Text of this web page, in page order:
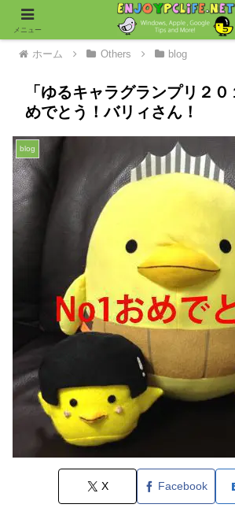
ホーム Others blog
「ゆるキャラグランプリ２
めでとう！バリィさん！
blog
X Facebook
メニュー